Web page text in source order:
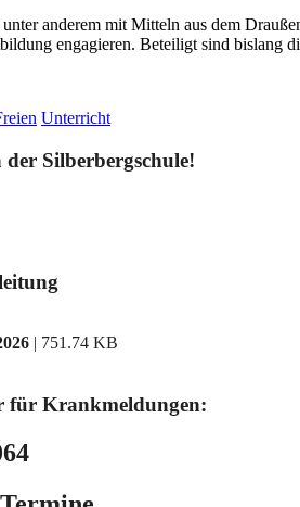
anderem mit Mitteln aus dem
engagieren. Beteiligt sind bislang
Unterricht
Silberbergschule!
| 751.74 KB
für Krankmeldungen: